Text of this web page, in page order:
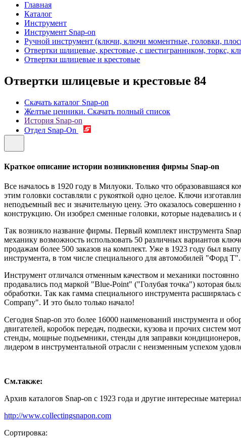
Главная
Каталог
Инструмент
Инструмент Snap-on
Ручной инструмент (ключи, ключи моментные, головки,
Отвертки шлицевые, крестовые, с шестигранником, торкс,
Отвертки шлицевые и крестовые
Отвертки шлицевые и крестовые 84
Скачать каталог Snap-on
Желтые ценники. Скачать полный список
История Snap-on
Отдел Snap-On
Краткое описание истории возникновения фирмы Snap-on
Все началось в 1920 году в Милуоки. Только что
этим головки составляли с рукояткой одно целое. Ключи
неподъемный вес и значительную цену. Это оказалось
конструкцию. Он изобрел сменные головки, которые надевались
Так возникло название фирмы. Первый комплект инструмента
механику возможность использовать 50 различных вариантов
продажам более 500 заказов на комплект. Уже в 1923 году был
инструмента, в том числе специального для автомобилей "Форд Т".
Инструмент отличался отменным качеством и механики
продавались под маркой "Blue-Point" ("Голубая точка") которая
обработки. Так как гамма специального инструмента
Company". И это было только начало!
Сегодня Snap-on это более 16000 наименований инструмента и
двигателей, коробок передач, подвески, кузова и прочих систем
стенды, мощные подъемники, стенды для заправки
лидером в инструментальной отрасли с неизменным успехом
См.также:
Архив каталогов Snap-on с 1923 года и другие интересные
http://www.collectingsnapon.com
Сортировка: